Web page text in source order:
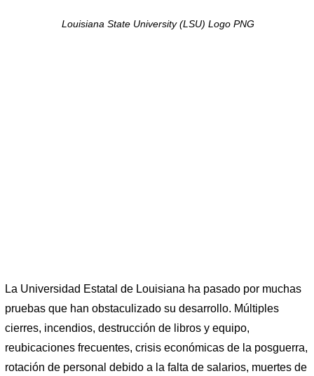
Louisiana State University (LSU) Logo PNG
La Universidad Estatal de Louisiana ha pasado por muchas
pruebas que han obstaculizado su desarrollo. Múltiples
cierres, incendios, destrucción de libros y equipo,
reubicaciones frecuentes, crisis económicas de la posguerra,
rotación de personal debido a la falta de salarios, muertes de